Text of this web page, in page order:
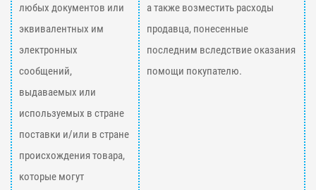
любых документов или
эквивалентных им
электронных
сообщений,
выдаваемых или
используемых в стране
поставки и/или в стране
происхождения товара,
которые могут
а также возместить расходы
продавца, понесенные
последним вследствие оказания
помощи покупателю.